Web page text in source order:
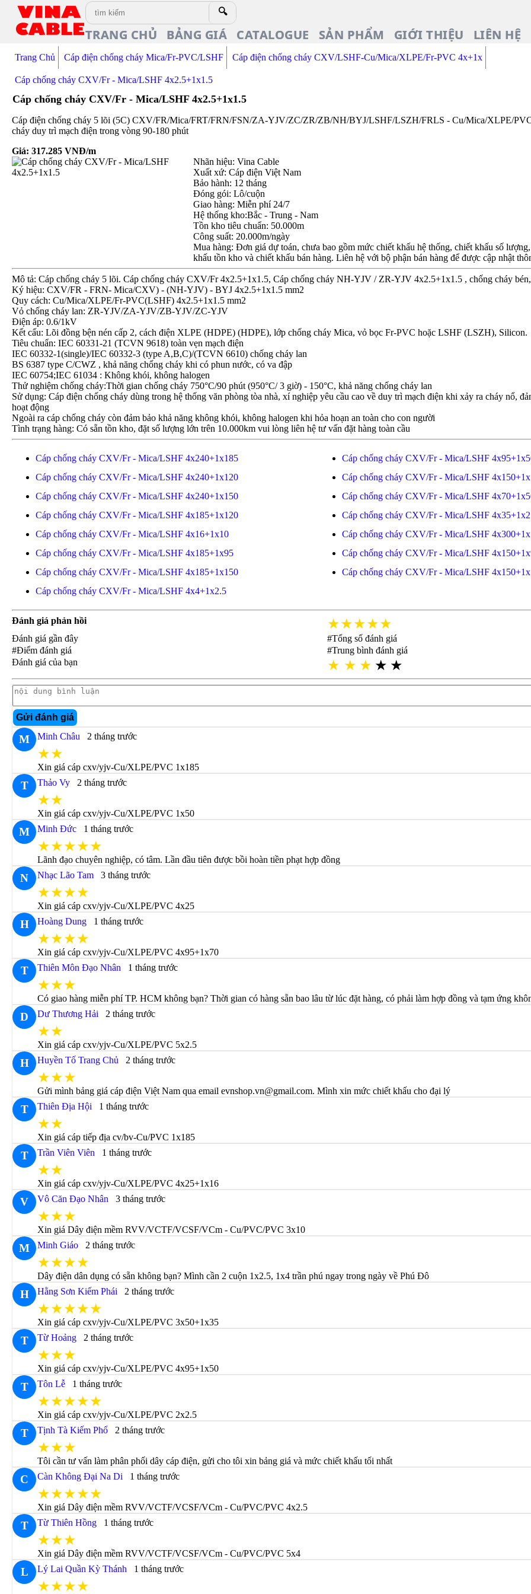
🔍
TRANG CHỦ BẢNG GIÁ CATALOGUE SẢN PHẨM GIỚI THIỆU LIÊN HỆ
Trang Chủ Cáp điện chống cháy Mica/Fr-PVC/LSHF Cáp điện chống cháy CXV/LSHF-Cu/Mica/XLPE/Fr-PVC 4x+1x
Cáp chống cháy CXV/Fr - Mica/LSHF 4x2.5+1x1.5
Cáp chống cháy CXV/Fr - Mica/LSHF 4x2.5+1x1.5
Cáp điện chống cháy 5 lõi (5C) CXV/FR/Mica/FRT/FRN/FSN/ZA-YJV/ZC/ZR/ZB/NH/BYJ/LSHF/LSZH/FRLS - Cu/Mica/XLPE/
cháy duy trì mạch điện trong vòng 90-180 phút
Giá:317.285 VNĐ/m
Nhãn hiệu: Vina Cable
Xuất xứ: Cáp điện Việt Nam
Bảo hành: 12 tháng
Đóng gói: Lô/cuộn
Giao hàng: Miễn phí 24/7
Hệ thống kho:Bắc - Trung - Nam
Tồn kho tiêu chuẩn: 50.000m
Công suất: 20.000m/ngày
Mua hàng: Đơn giá dự toán, chưa bao gồm mức chiết khấu hệ thống, chiết khấu số
khấu tồn kho và chiết khấu bán hàng. Liên hệ với bộ phận bán hàng để được cập nhật
Mô tả: Cáp chống cháy 5 lõi. Cáp chống cháy CXV/Fr 4x2.5+1x1.5, Cáp chống cháy NH-YJV / ZR-YJV 4x2.5+1x1.5 , chống cháy
Ký hiệu: CXV/FR - FRN- Mica/CXV) - (NH-YJV) - BYJ 4x2.5+1x1.5 mm2
Quy cách: Cu/Mica/XLPE/Fr-PVC(LSHF) 4x2.5+1x1.5 mm2
Vỏ chống cháy lan: ZR-YJV/ZA-YJV/ZB-YJV/ZC-YJV
Điện áp: 0.6/1kV
Kết cấu: Lõi đồng bện nén cấp 2, cách điện XLPE (HDPE) (HDPE), lớp chống cháy Mica, vỏ bọc Fr-PVC hoặc LSHF (LSZH), Silicon.
Tiêu chuẩn: IEC 60331-21 (TCVN 9618) toàn vẹn mạch điện
IEC 60332-1(single)/IEC 60332-3 (type A,B,C)/(TCVN 6610) chống cháy lan
BS 6387 type C/CWZ , khả năng chống cháy khi có phun nước, có va đập
IEC 60754;IEC 61034 : Không khói, không halogen
Thử nghiệm chống cháy:Thời gian chống cháy 750°C/90 phút (950°C/ 3 giờ) - 150°C, khả năng chống cháy lan
Sử dụng: Cáp điện chống cháy dùng trong hệ thống văn phòng tòa nhà, xí nghiệp yêu cầu cao về duy trì mạch điện khi xảy ra cháy nổ,
hoạt động
Ngoài ra cáp chống cháy còn đảm bảo khả năng không khói, không halogen khi hỏa hoạn an toàn cho con người
Tình trạng hàng: Có sẵn tồn kho, đặt số lượng lớn trên 10.000km vui lòng liên hệ tư vấn đặt hàng toàn cầu
Cáp chống cháy CXV/Fr - Mica/LSHF 4x240+1x185
Cáp chống cháy CXV/Fr - Mica/LSHF
Cáp chống cháy CXV/Fr - Mica/LSHF 4x240+1x120
Cáp chống cháy CXV/Fr - Mica/LSHF
Cáp chống cháy CXV/Fr - Mica/LSHF 4x240+1x150
Cáp chống cháy CXV/Fr - Mica/LSHF
Cáp chống cháy CXV/Fr - Mica/LSHF 4x185+1x120
Cáp chống cháy CXV/Fr - Mica/LSHF
Cáp chống cháy CXV/Fr - Mica/LSHF 4x16+1x10
Cáp chống cháy CXV/Fr - Mica/LSHF
Cáp chống cháy CXV/Fr - Mica/LSHF 4x185+1x95
Cáp chống cháy CXV/Fr - Mica/LSHF
Cáp chống cháy CXV/Fr - Mica/LSHF 4x185+1x150
Cáp chống cháy CXV/Fr - Mica/LSHF
Cáp chống cháy CXV/Fr - Mica/LSHF 4x4+1x2.5
Đánh giá phản hồi ★★★★★
Đánh giá gần đây
#Tổng số đánh giá
#Điểm đánh giá
#Trung bình đánh giá
Đánh giá của bạn
★ ★ ★ ★ ★
Gửi đánh giá
M Minh Châu 2 tháng trước
★★
Xin giá cáp cxv/yjv-Cu/XLPE/PVC 1x185
T Thảo Vy 2 tháng trước
★★
Xin giá cáp cxv/yjv-Cu/XLPE/PVC 1x50
M Minh Đức 1 tháng trước
★★★★★
Lãnh đạo chuyên nghiệp, có tâm. Lần đầu tiên được bồi hoàn tiền phạt hợp đồng
N Nhạc Lão Tam 3 tháng trước
★★★★
Xin giá cáp cxv/yjv-Cu/XLPE/PVC 4x25
H Hoàng Dung 1 tháng trước
★★★★
Xin giá cáp cxv/yjv-Cu/XLPE/PVC 4x95+1x70
T Thiên Môn Đạo Nhân 1 tháng trước
★★★
Có giao hàng miễn phí TP. HCM không bạn? Thời gian có hàng sẵn bao lâu từ lúc đặt hàng, có phải làm hợp đồng và tạm ứng
D Dư Thương Hải 2 tháng trước
★★
Xin giá cáp cxv/yjv-Cu/XLPE/PVC 5x2.5
H Huyền Tố Trang Chủ 2 tháng trước
★★★
Gửi mình bảng giá cáp điện Việt Nam qua email evnshop.vn@gmail.com. Mình xin mức chiết khấu cho đại lý
T Thiên Địa Hội 1 tháng trước
★★
Xin giá cáp tiếp địa cv/bv-Cu/PVC 1x185
T Trần Viên Viên 1 tháng trước
★★
Xin giá cáp cxv/yjv-Cu/XLPE/PVC 4x25+1x16
V Vô Căn Đạo Nhân 3 tháng trước
★★★
Xin giá Dây điện mềm RVV/VCTF/VCSF/VCm - Cu/PVC/PVC 3x10
M Minh Giáo 2 tháng trước
★★★★
Dây điện dân dụng có sẵn không bạn? Mình cần 2 cuộn 1x2.5, 1x4 trần phú ngay trong ngày về Phú Đô
H Hằng Sơn Kiếm Phái 2 tháng trước
★★★★★
Xin giá cáp cxv/yjv-Cu/XLPE/PVC 3x50+1x35
T Từ Hoảng 2 tháng trước
★★★
Xin giá cáp cxv/yjv-Cu/XLPE/PVC 4x95+1x50
T Tôn Lễ 1 tháng trước
★★★★★
Xin giá cáp cxv/yjv-Cu/XLPE/PVC 2x2.5
T Tịnh Tà Kiếm Phổ 2 tháng trước
★★★
Tôi cần tư vấn làm phân phối dây cáp điện, gửi cho tôi xin bảng giá và mức chiết khấu tối nhất
C Càn Không Đại Na Di 1 tháng trước
★★★★★
Xin giá Dây điện mềm RVV/VCTF/VCSF/VCm - Cu/PVC/PVC 4x2.5
T Từ Thiên Hồng 1 tháng trước
★★★
Xin giá Dây điện mềm RVV/VCTF/VCSF/VCm - Cu/PVC/PVC 5x4
L Lý Lai Quần Kỳ Thánh 1 tháng trước
★★★★